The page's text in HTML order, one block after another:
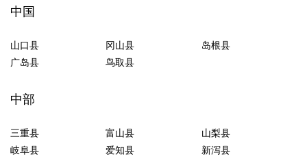
中国
山口县 冈山县
岛根县
广岛县
鸟取县
中部
三重县 富山县
山梨县
岐阜县
爱知县
新泻县